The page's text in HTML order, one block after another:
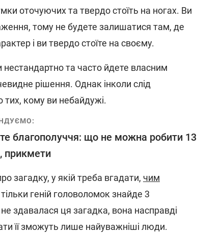
оточуючих та твердо стоїть на ногах. Ви
тому не будете залишатися там, де
і ви твердо стоїте на своєму.
нестандартно та часто йдете власним
рішення. Однак інколи слід
тих, кому ви небайдужі.
благополуччя: що не можна робити 13
прикмети
загадку, у якій треба вгадати, чим
геній головоломок знайде 3
здавалася ця загадка, вона насправді
її зможуть лише найуважніші люди.